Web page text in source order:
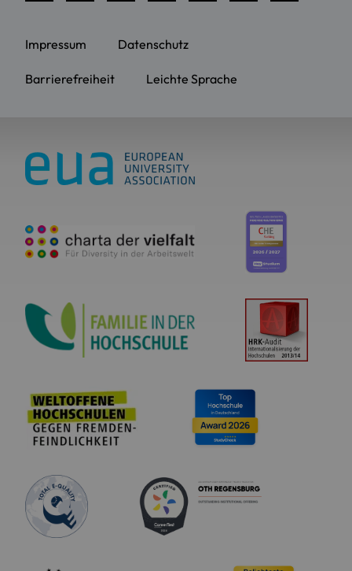
Impressum Datenschutz
Barrierefreiheit Leichte Sprache